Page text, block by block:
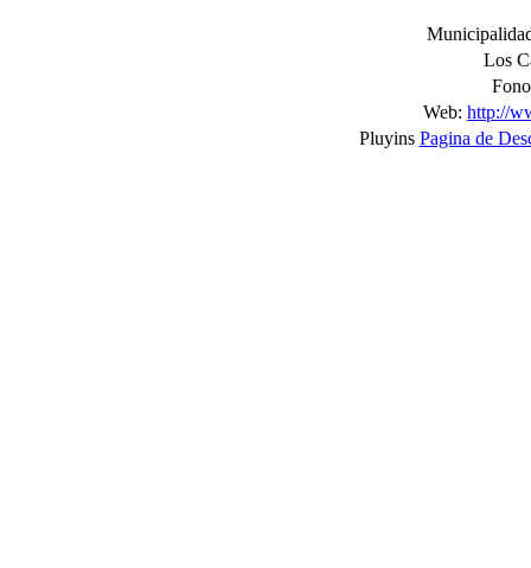
Los
Web: http://
Pluyins Pagina de